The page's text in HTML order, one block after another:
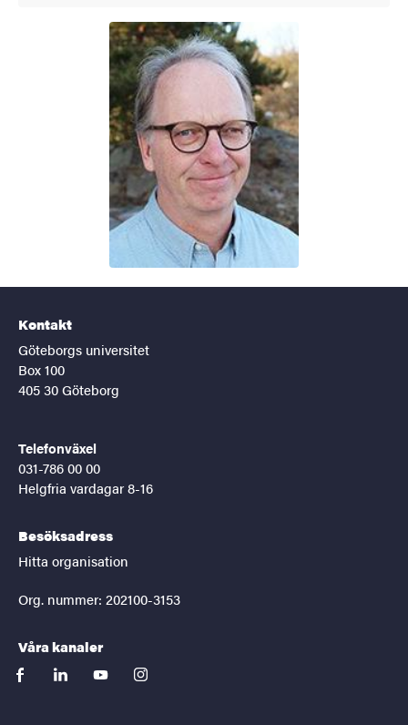
Kontakt
Göteborgs universitet
Box 100
405 30 Göteborg
Telefonväxel
031-786 00 00
Helgfria vardagar 8-16
Besöksadress
Hitta organisation
Org. nummer: 202100-3153
Våra kanaler
facebooklinkedinyoutubeinstagram